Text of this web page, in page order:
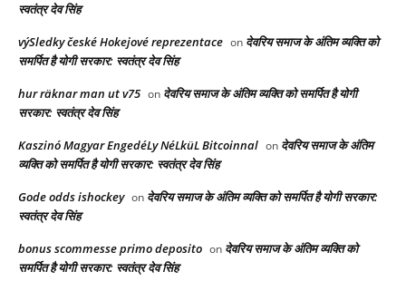
स्वतंत्र देव सिंह
výSledky české Hokejové reprezentace on देवरिय समाज के अंतिम व्यक्ति को
समर्पित है योगी सरकार: स्वतंत्र देव सिंह
hur räknar man ut v75 on देवरिय समाज के अंतिम व्यक्ति को समर्पित है योगी
सरकार: स्वतंत्र देव सिंह
Kaszinó Magyar EngedéLy NéLküL Bitcoinnal on देवरिय समाज के अंतिम
व्यक्ति को समर्पित है योगी सरकार: स्वतंत्र देव सिंह
Gode odds ishockey on देवरिय समाज के अंतिम व्यक्ति को समर्पित है योगी सरकार:
स्वतंत्र देव सिंह
bonus scommesse primo deposito on देवरिय समाज के अंतिम व्यक्ति को
समर्पित है योगी सरकार: स्वतंत्र देव सिंह